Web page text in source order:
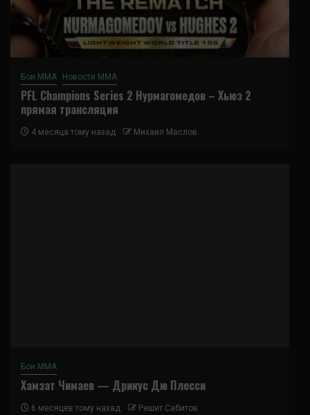
Бои ММА Новости ММА
PFL Champions Series 2 Нурмагомедов – Хьюз 2
прямая трансляция
4 месяца тому назад Михаил Маслов
Бои ММА
Хамзат Чимаев — Дрикус Дю Плесси
6 месяцев тому назад Решит Сабитов